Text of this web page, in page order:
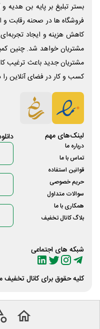
بستر تبلیغ بر پایه بن هدیه
فروشگاه ها در صحنه رقابت و
کاهش هزینه و ایجاد
مشتریان خواهد شد. چنین
مشتریان جدید باعث ترغیب
کسب و کار در فضای آنلاین
لینک‌های مهم
درباره ما
تماس با ما
قوانین استفاده
حریم خصوصی
سوالات متداول
همکاری با ما
بلاگ کانال تخفیف
شبکه های اجتماعی
کلیه حقوق برای کانال تخفیف